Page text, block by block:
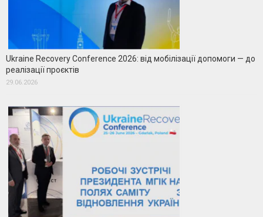
Ukraine Recovery Conference 2026: від мобілізації допомоги — до
реалізації проєктів
29.06.2026